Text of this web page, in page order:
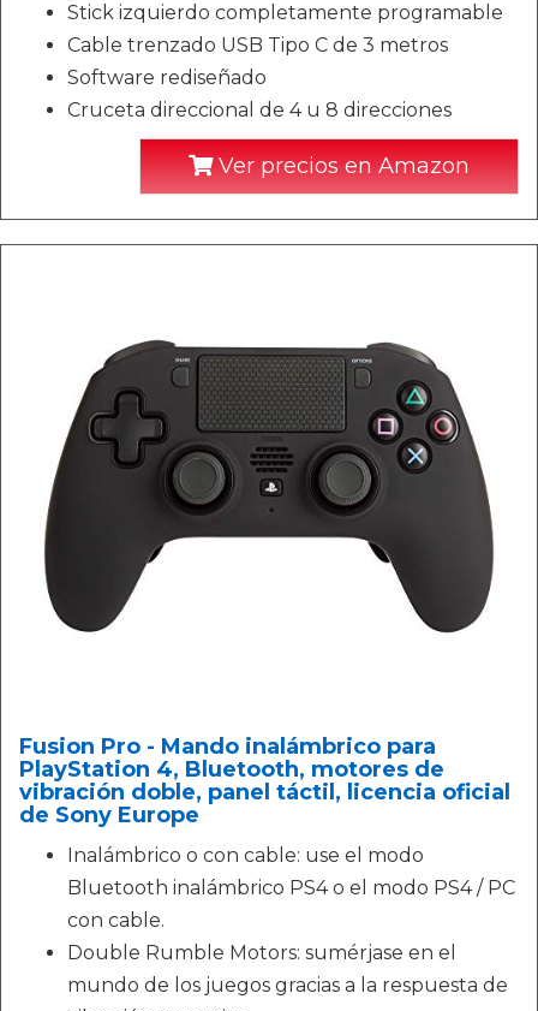
Stick izquierdo completamente programable
Cable trenzado USB Tipo C de 3 metros
Software rediseñado
Cruceta direccional de 4 u 8 direcciones
Ver precios en Amazon
Fusion Pro - Mando inalámbrico para
PlayStation 4, Bluetooth, motores de
vibración doble, panel táctil, licencia oficial
de Sony Europe
Inalámbrico o con cable: use el modo
Bluetooth inalámbrico PS4 o el modo PS4 / PC
con cable.
Double Rumble Motors: sumérjase en el
mundo de los juegos gracias a la respuesta de